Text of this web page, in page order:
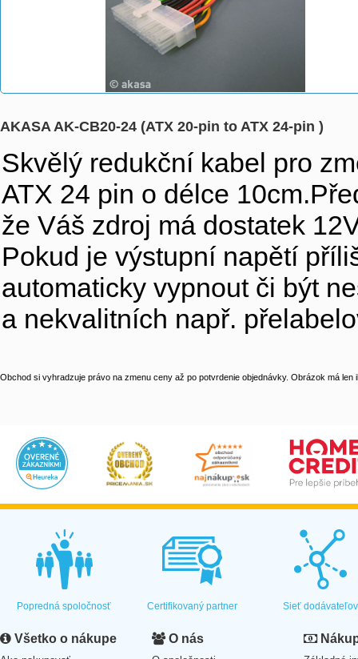
AKASA AK-CB20-24 (ATX 20-pin to ATX 24-pin )
Skvělý redukční kabel pro
ATX 24 pin o délce
že Váš zdroj má dostatek
Pokud je výstupní napětí
automaticky vypnout či být
a nekvalitních např.
Obchod si vyhradzuje právo na zmenu ceny až po potvrdenie objednávky. Obrázok má len
Popredná spoločnosť Certifikovaný partner Sieť dodávateľov
Všetko o nákupe O nás